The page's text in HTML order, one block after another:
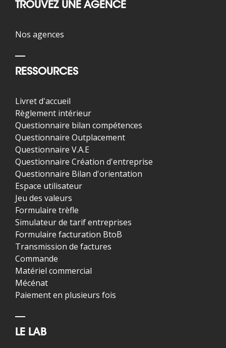
TROUVEZ UNE AGENCE
Nos agences
RESSOURCES
Livret d'accueil
Règlement intérieur
Questionnaire bilan compétences
Questionnaire Outplacement
Questionnaire V.A.E
Questionnaire Création d'entreprise
Questionnaire Bilan d'orientation
Espace utilisateur
Jeu des valeurs
Formulaire trèfle
Simulateur de tarif entreprises
Formulaire facturation BtoB
Transmission de factures
Commande
Matériel commercial
Mécénat
Paiement en plusieurs fois
LE LAB